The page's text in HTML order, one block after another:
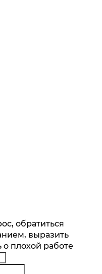
обновления
обратиться
выразить
о плохой работе